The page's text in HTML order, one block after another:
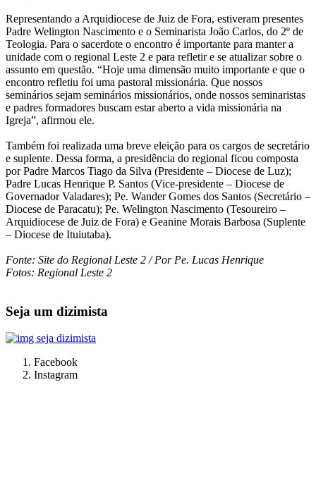
Representando a Arquidiocese de Juiz de Fora, estiveram presentes
Padre Welington Nascimento e o Seminarista João Carlos, do 2º de
Teologia. Para o sacerdote o encontro é importante para manter a
unidade com o regional Leste 2 e para refletir e se atualizar sobre o
assunto em questão. “Hoje uma dimensão muito importante e que o
encontro refletiu foi uma pastoral missionária. Que nossos
seminários sejam seminários missionários, onde nossos seminaristas
e padres formadores buscam estar aberto a vida missionária na
Igreja”, afirmou ele.
Também foi realizada uma breve eleição para os cargos de secretário
e suplente. Dessa forma, a presidência do regional ficou composta
por Padre Marcos Tiago da Silva (Presidente – Diocese de Luz);
Padre Lucas Henrique P. Santos (Vice-presidente – Diocese de
Governador Valadares); Pe. Wander Gomes dos Santos (Secretário –
Diocese de Paracatu); Pe. Welington Nascimento (Tesoureiro –
Arquidiocese de Juiz de Fora) e Geanine Morais Barbosa (Suplente
– Diocese de Ituiutaba).
Fonte: Site do Regional Leste 2 / Por Pe. Lucas Henrique
Fotos: Regional Leste 2
Seja um dizimista
Facebook
Instagram